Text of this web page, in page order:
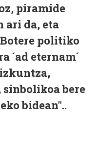
piramide
ari da, eta
politiko
´ad eternam´
bere
bidean"..